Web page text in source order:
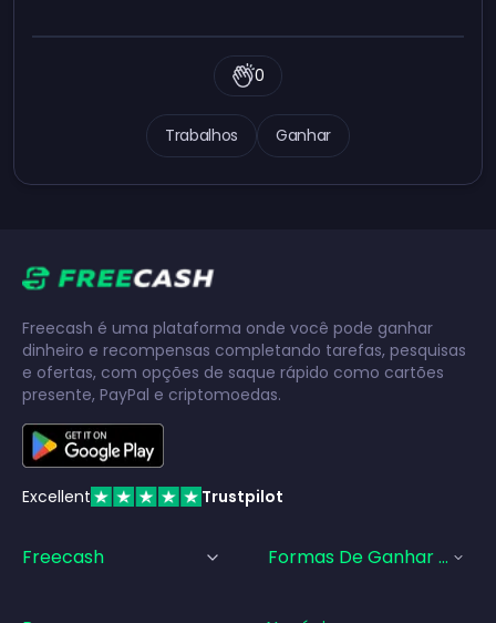
Trabalhos Ganhar
0
Freecash é uma plataforma onde você pode ganhar
dinheiro e recompensas completando tarefas, pesquisas
e ofertas, com opções de saque rápido como cartões
presente, PayPal e criptomoedas.
Excellent Trustpilot
Freecash Formas De Ganhar